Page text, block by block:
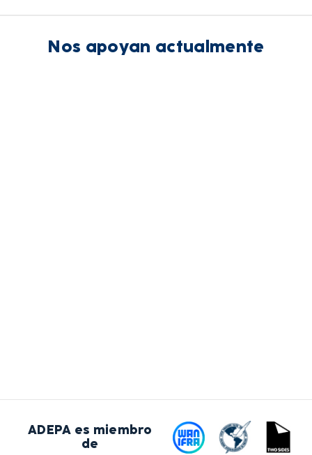
Nos apoyan actualmente
ADEPA es miembro
de